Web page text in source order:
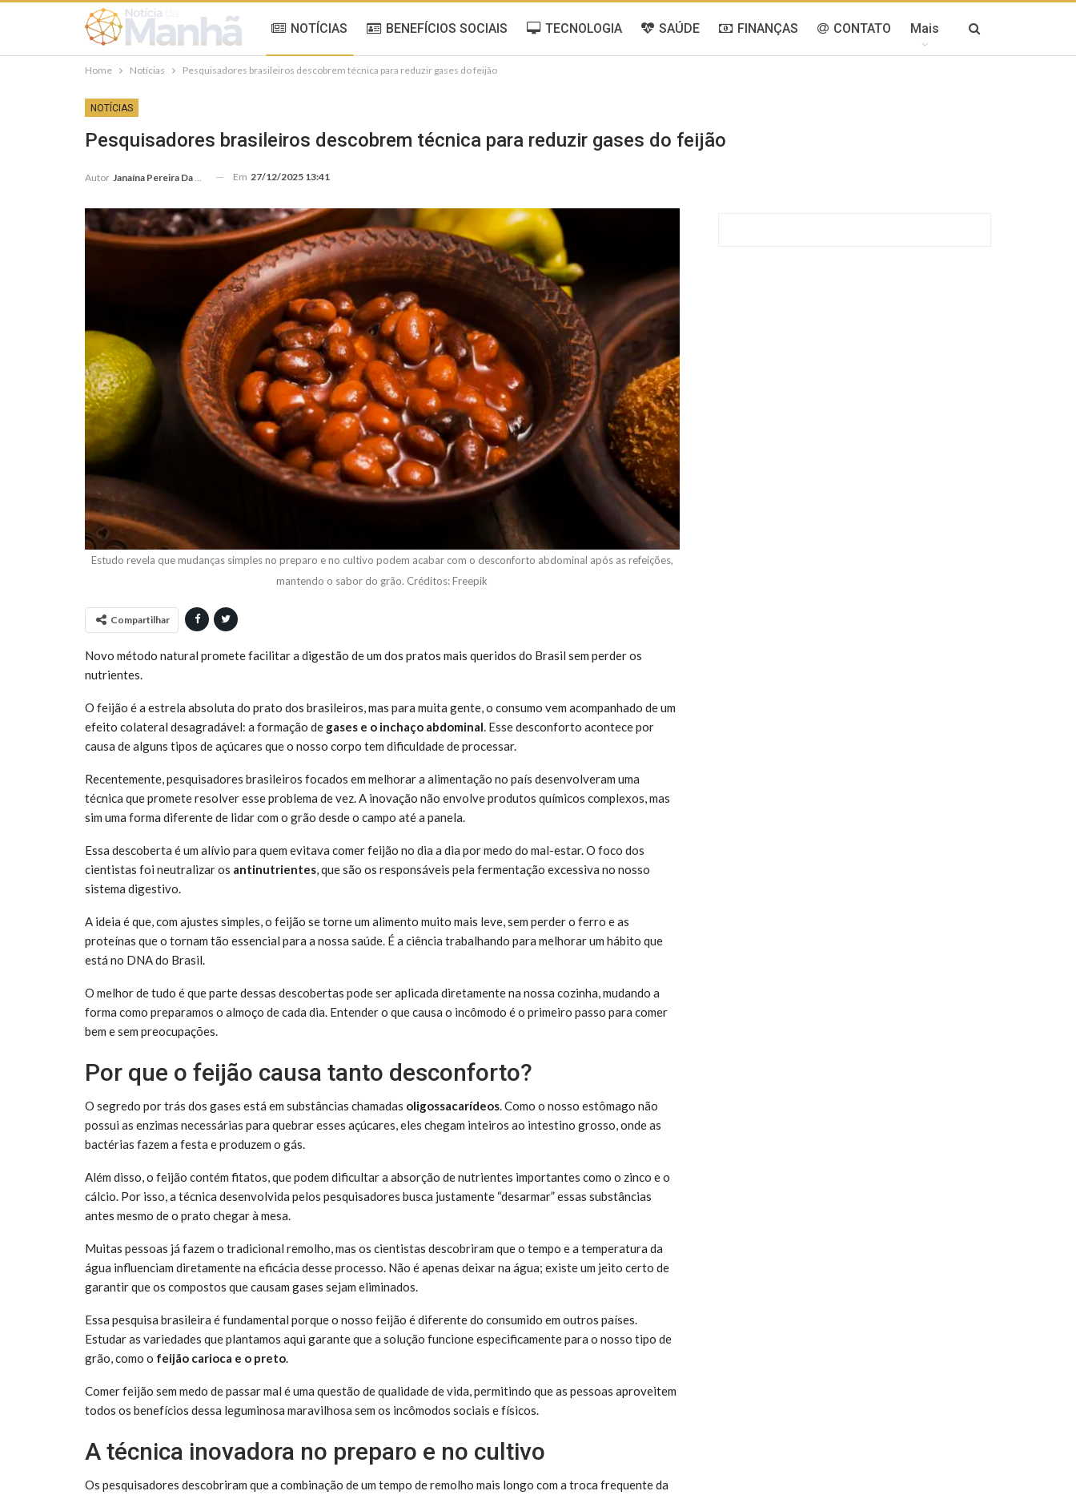
NOTÍCIAS BENEFÍCIOS SOCIAIS TECNOLOGIA SAÚDE FINANÇAS CONTATO Mais
Home Notícias Pesquisadores brasileiros descobrem técnica para reduzir gases do feijão
NOTÍCIAS
Pesquisadores brasileiros descobrem técnica para reduzir gases do feijão
Autor Janaína Pereira Da Silva Em 27/12/2025 13:41
Estudo revela que mudanças simples no preparo e no cultivo podem acabar com o desconforto abdominal após as refeições,
mantendo o sabor do grão. Créditos: Freepik
Compartilhar
Novo método natural promete facilitar a digestão de um dos pratos mais queridos do Brasil sem perder os
nutrientes.
O feijão é a estrela absoluta do prato dos brasileiros, mas para muita gente, o consumo vem acompanhado de um
efeito colateral desagradável: a formação de gases e o inchaço abdominal. Esse desconforto acontece por
causa de alguns tipos de açúcares que o nosso corpo tem dificuldade de processar.
Recentemente, pesquisadores brasileiros focados em melhorar a alimentação no país desenvolveram uma
técnica que promete resolver esse problema de vez. A inovação não envolve produtos químicos complexos, mas
sim uma forma diferente de lidar com o grão desde o campo até a panela.
Essa descoberta é um alívio para quem evitava comer feijão no dia a dia por medo do mal-estar. O foco dos
cientistas foi neutralizar os antinutrientes, que são os responsáveis pela fermentação excessiva no nosso
sistema digestivo.
A ideia é que, com ajustes simples, o feijão se torne um alimento muito mais leve, sem perder o ferro e as
proteínas que o tornam tão essencial para a nossa saúde. É a ciência trabalhando para melhorar um hábito que
está no DNA do Brasil.
O melhor de tudo é que parte dessas descobertas pode ser aplicada diretamente na nossa cozinha, mudando a
forma como preparamos o almoço de cada dia. Entender o que causa o incômodo é o primeiro passo para comer
bem e sem preocupações.
Por que o feijão causa tanto desconforto?
O segredo por trás dos gases está em substâncias chamadas oligossacarídeos. Como o nosso estômago não
possui as enzimas necessárias para quebrar esses açúcares, eles chegam inteiros ao intestino grosso, onde as
bactérias fazem a festa e produzem o gás.
Além disso, o feijão contém fitatos, que podem dificultar a absorção de nutrientes importantes como o zinco e o
cálcio. Por isso, a técnica desenvolvida pelos pesquisadores busca justamente “desarmar” essas substâncias
antes mesmo de o prato chegar à mesa.
Muitas pessoas já fazem o tradicional remolho, mas os cientistas descobriram que o tempo e a temperatura da
água influenciam diretamente na eficácia desse processo. Não é apenas deixar na água; existe um jeito certo de
garantir que os compostos que causam gases sejam eliminados.
Essa pesquisa brasileira é fundamental porque o nosso feijão é diferente do consumido em outros países.
Estudar as variedades que plantamos aqui garante que a solução funcione especificamente para o nosso tipo de
grão, como o feijão carioca e o preto.
Comer feijão sem medo de passar mal é uma questão de qualidade de vida, permitindo que as pessoas aproveitem
todos os benefícios dessa leguminosa maravilhosa sem os incômodos sociais e físicos.
A técnica inovadora no preparo e no cultivo
Os pesquisadores descobriram que a combinação de um tempo de remolho mais longo com a troca frequente da